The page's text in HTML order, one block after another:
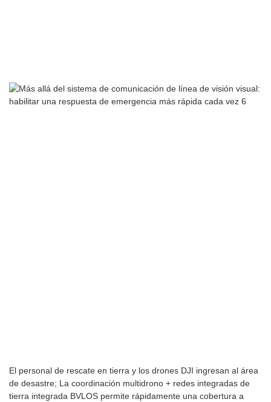
El personal de rescate en tierra y los drones DJI ingresan al área
de desastre; La coordinación multidrono + redes integradas de
tierra integrada BVLOS permite rápidamente una cobertura a